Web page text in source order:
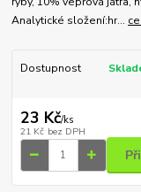
Analytické složení:hr...
Dostupnost
23 Kč/ks
21 Kč bez DPH